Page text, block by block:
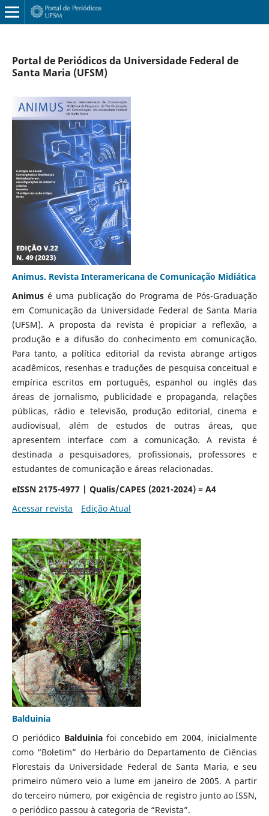
Portal de Periódicos da Universidade Federal de
Santa Maria (UFSM)
Animus. Revista Interamericana de Comunicação Midiática
Animusé uma publicação do Programa de Pós-Graduação
em Comunicação da Universidade Federal de Santa Maria
(UFSM). A proposta da revista é propiciar a reflexão, a
produção e a difusão do conhecimento em comunicação.
Para tanto, a política editorial da revista abrange artigos
acadêmicos, resenhas e traduções de pesquisa conceitual e
empírica escritos em português, espanhol ou inglês das
áreas de jornalismo, publicidade e propaganda, relações
públicas, rádio e televisão, produção editorial, cinema e
audiovisual, além de estudos de outras áreas, que
apresentem interface com a comunicação. A revista é
destinada a pesquisadores, profissionais, professores e
estudantes de comunicação e áreas relacionadas.
eISSN 2175-4977 | Qualis/CAPES (2021-2024) = A4
Acessar revista
Edição Atual
Balduinia
O periódico Balduinia foi concebido em 2004, inicialmente
como “Boletim” do Herbário do Departamento de Ciências
Florestais da Universidade Federal de Santa Maria, e seu
primeiro número veio a lume em janeiro de 2005. A partir
do terceiro número, por exigência de registro junto ao ISSN,
o periódico passou à categoria de “Revista”.